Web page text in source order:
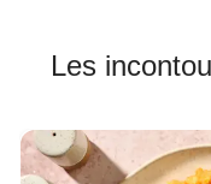
Les